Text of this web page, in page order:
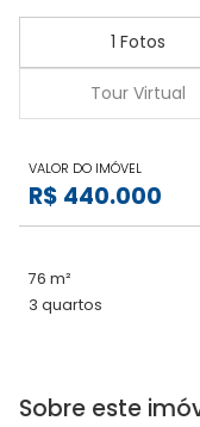
1 Fotos
Tour Virtual
VALOR DO IMÓVEL
R$ 440.000
76 m²
3 quartos
Sobre este